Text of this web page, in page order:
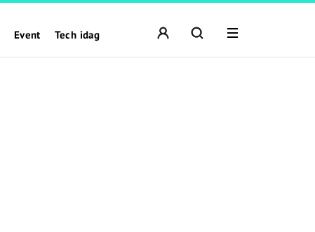
Event Tech idag